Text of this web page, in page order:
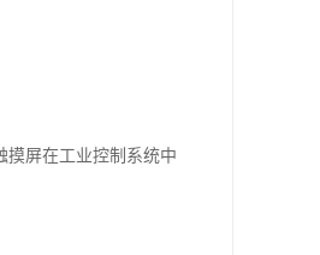
摸屏在工业控制系统中